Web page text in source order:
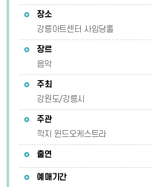
장소
강릉아트센터 사임당홀
장르
음악
주최
강원도/강릉시
주관
깍지 윈드오케스트라
출연
예매기간